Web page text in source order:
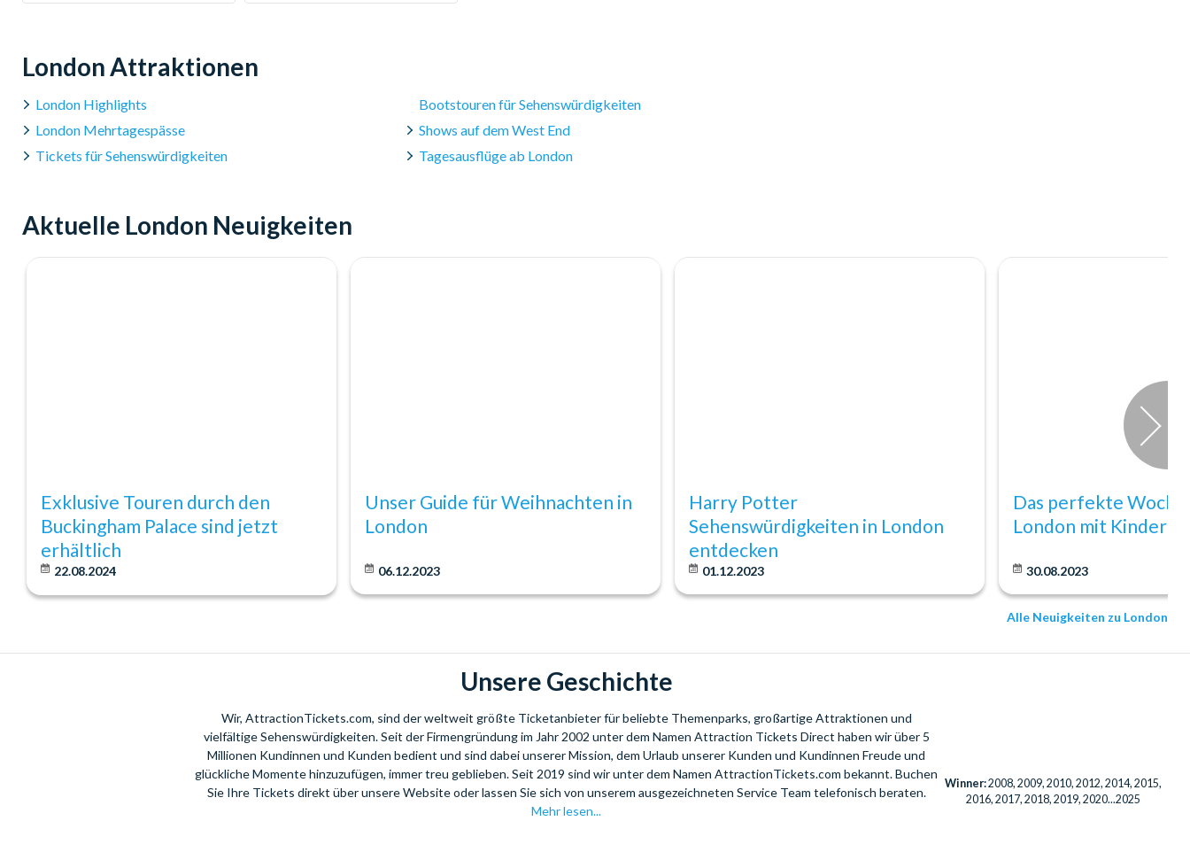
London Attraktionen
London Highlights
London Mehrtagespässe
Tickets für Sehenswürdigkeiten
Bootstouren für Sehenswürdigkeiten
Shows auf dem West End
Tagesausflüge ab London
Aktuelle London Neuigkeiten
Exklusive Touren durch den
Buckingham Palace sind jetzt
erhältlich
22.08.2024
Unser Guide für Weihnachten in
London
06.12.2023
Harry Potter
Sehenswürdigkeiten in London
entdecken
01.12.2023
Das perfekte
London mit Kindern
30.08.2023
Alle Neuigkeiten zu London
Unsere Geschichte
Wir, AttractionTickets.com, sind der weltweit größte Ticketanbieter für beliebte Themenparks, großartige Attraktionen und
vielfältige Sehenswürdigkeiten. Seit der Firmengründung im Jahr 2002 unter dem Namen Attraction Tickets Direct haben wir über 5
Millionen Kundinnen und Kunden bedient und sind dabei unserer Mission, dem Urlaub unserer Kunden und Kundinnen Freude und
glückliche Momente hinzuzufügen, immer treu geblieben. Seit 2019 sind wir unter dem Namen AttractionTickets.com bekannt. Buchen
Sie Ihre Tickets direkt über unsere Website oder lassen Sie sich von unserem ausgezeichneten Service Team telefonisch beraten.
Mehr lesen...
Winner:2008, 2009, 2010, 2012, 2014, 2015,
2016, 2017, 2018, 2019, 2020...2025